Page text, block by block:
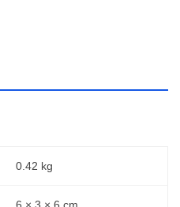
0.42 kg